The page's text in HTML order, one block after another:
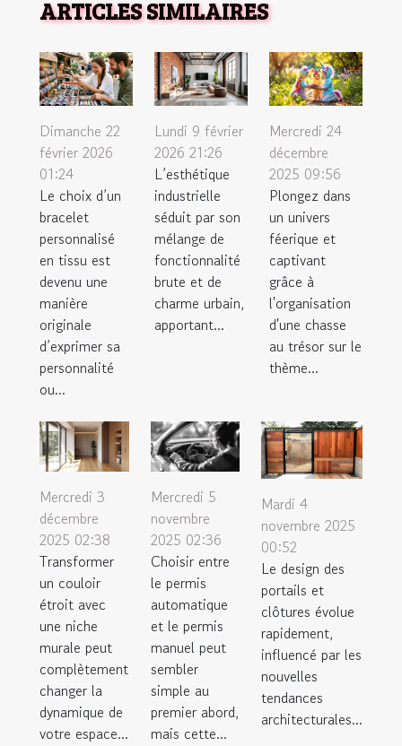
ARTICLES SIMILAIRES
Dimanche 22
février 2026
01:24
Le choix d’un
bracelet
personnalisé
en tissu est
devenu une
manière
originale
d’exprimer sa
personnalité
ou...
Lundi 9 février
2026 21:26
L’esthétique
industrielle
séduit par son
mélange de
fonctionnalité
brute et de
charme urbain,
apportant...
Mercredi 24
décembre
2025 09:56
Plongez dans
un univers
féerique et
captivant
grâce à
l'organisation
d'une chasse
au trésor sur le
thème...
Mercredi 3
décembre
2025 02:38
Transformer
un couloir
étroit avec
une niche
murale peut
complètement
changer la
dynamique de
votre espace...
Mercredi 5
novembre
2025 02:36
Choisir entre
le permis
automatique
et le permis
manuel peut
sembler
simple au
premier abord,
mais cette...
Mardi 4
novembre 2025
00:52
Le design des
portails et
clôtures évolue
rapidement,
influencé par les
nouvelles
tendances
architecturales...